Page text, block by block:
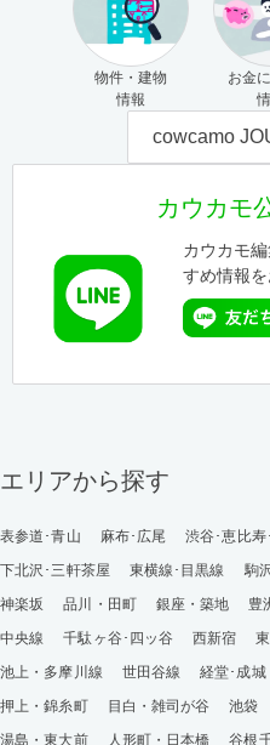
物件・建物
情報
お金
cowcamo
カウカモ
カウカモ
すめ情報を
エリアから探す
表参道･青山 麻布･広尾 渋谷･恵比寿
下北沢･三軒茶屋
東横線･目黒線 駒
神楽坂
品川・田町 銀座・築地 豊
中央線
千駄ヶ谷･四ッ谷 西新宿
池上・多摩川線
世田谷線 経堂･成城
押上・錦糸町
目白・雑司が谷 池袋
湯島・東大前
人形町・日本橋 谷根